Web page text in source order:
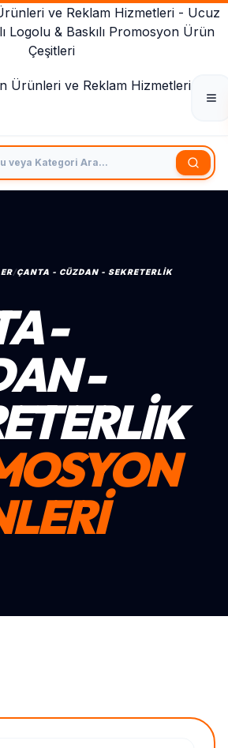
ve Reklam Hizmetleri - Ucuz
Logolu & Baskılı Promosyon Ürün
Çeşitleri
veya Kategori Ara
/ÇANTA - CÜZDAN - SEKRETERLIK
-
-